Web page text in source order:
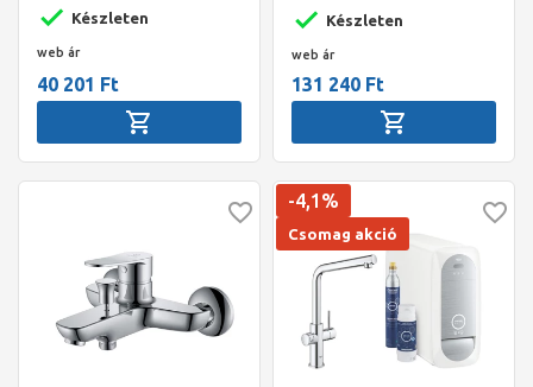
krómKészleten
web ár
40 201 Ft
Készleten
web ár
131 240 Ft
-4,1%
Csomag akció